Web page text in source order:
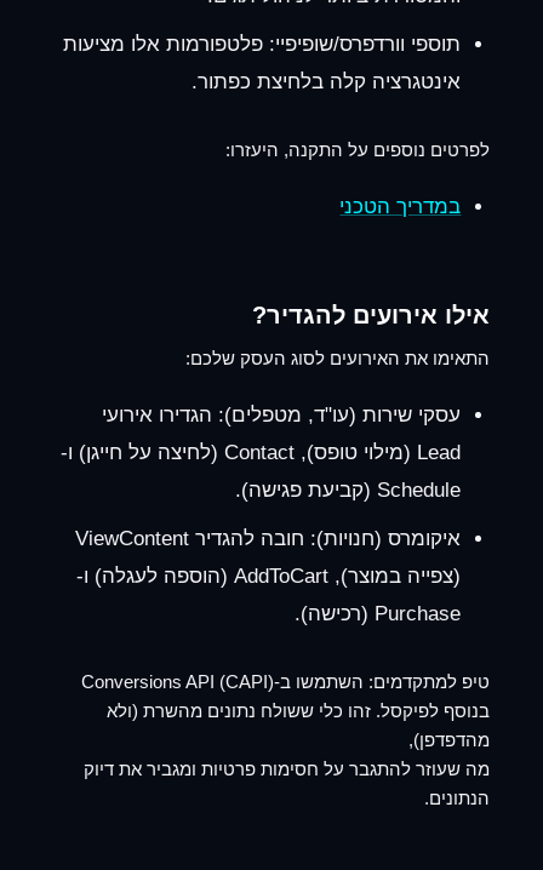
תוספי וורדפרס/שופיפיי: פלטפורמות אלו מציעות
אינטגרציה קלה בלחיצת כפתור.
לפרטים נוספים על התקנה, היעזרו:
במדריך הטכני
אילו אירועים להגדיר?
התאימו את האירועים לסוג העסק שלכם:
עסקי שירות (עו"ד, מטפלים): הגדירו אירועי
Lead (מילוי טופס), Contact (לחיצה על חייגן) ו-
Schedule (קביעת פגישה).
איקומרס (חנויות):
חובה להגדיר ViewContent
(צפייה במוצר), AddToCart (הוספה לעגלה) ו-
Purchase (רכישה).
טיפ למתקדמים:
השתמשו ב-Conversions API (CAPI)
בנוסף לפיקסל. זהו כלי ששולח נתונים מהשרת (ולא
מהדפדפן),
מה שעוזר להתגבר על חסימות פרטיות ומגביר את דיוק
הנתונים.